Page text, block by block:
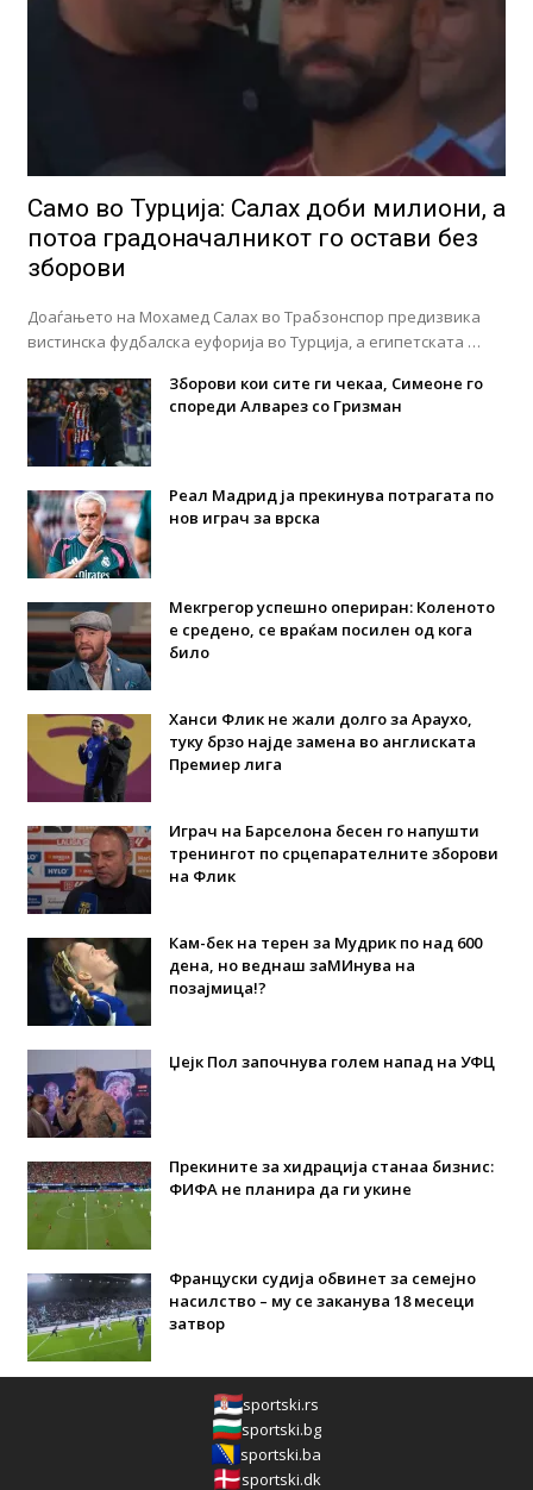
Само во Турција: Салах доби милиони, а
потоа градоначалникот го остави без
зборови
Доаѓањето на Мохамед Салах во Трабзонспор предизвика
вистинска фудбалска еуфорија во Турција, а египетската …
Зборови кои сите ги чекаа, Симеоне го
спореди Алварез со Гризман
Реал Мадрид ја прекинува потрагата по
нов играч за врска
Мекгрегор успешно опериран: Коленото
е средено, се враќам посилен од кога
било
Ханси Флик не жали долго за Араухо,
туку брзо најде замена во англиската
Премиер лига
Играч на Барселона бесен го напушти
тренингот по срцепарателните зборови
на Флик
Кам-бек на терен за Мудрик по над 600
дена, но веднаш заМИнува на
позајмица!?
Џејк Пол започнува голем напад на УФЦ
Прекините за хидрација станаа бизнис:
ФИФА не планира да ги укине
Француски судија обвинет за семејно
насилство – му се заканува 18 месеци
затвор
sportski.rs
sportski.bg
sportski.ba
sportski.dk